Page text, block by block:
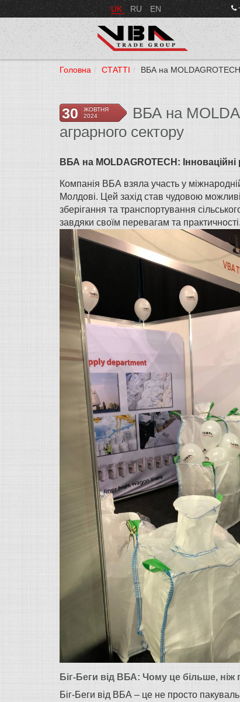
UK RU EN
Головна СТАТТІ ВБА на
30
ЖОВТНЯ
2024
ВБА на
аграрного сектору
ВБА на MOLDAGROTECH:
Компанія ВБА взяла участь у
Молдові. Цей захід став чудовою
зберігання та транспортування
завдяки своїм перевагам та практичності.
Біг-Беги від ВБА: Чому це більше, ніж
Біг-Беги від ВБА – це не просто